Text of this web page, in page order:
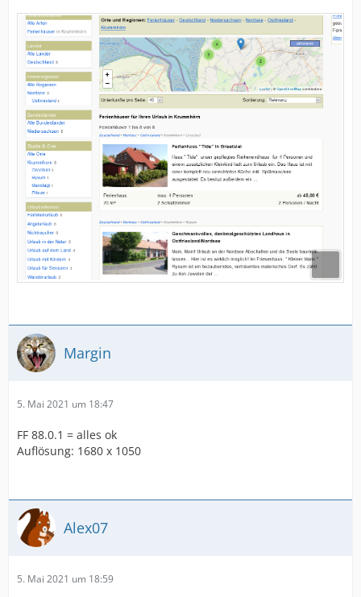
Margin
5. Mai 2021 um 18:47
FF 88.0.1 = alles ok
Auflösung: 1680 x 1050
Alex07
5. Mai 2021 um 18:59